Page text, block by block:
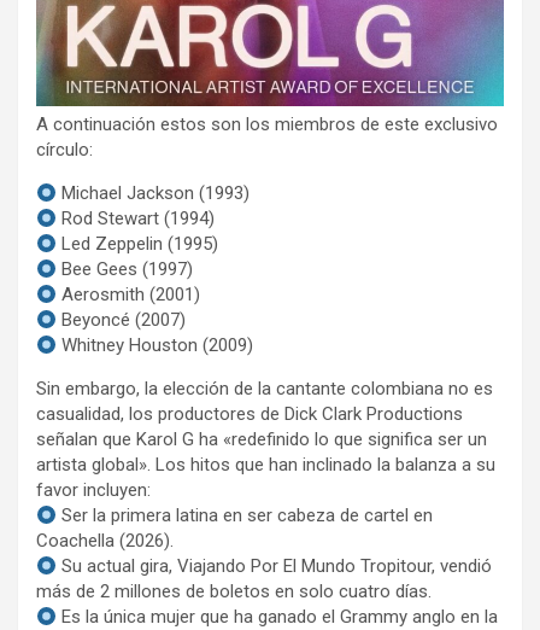
A continuación estos son los miembros de este exclusivo
círculo:
Michael Jackson (1993)
Rod Stewart (1994)
Led Zeppelin (1995)
Bee Gees (1997)
Aerosmith (2001)
Beyoncé (2007)
Whitney Houston (2009)
Sin embargo, la elección de la cantante colombiana no es
casualidad, los productores de Dick Clark Productions
señalan que Karol G ha «redefinido lo que significa ser un
artista global». Los hitos que han inclinado la balanza a su
favor incluyen:
Ser la primera latina en ser cabeza de cartel en
Coachella (2026).
Su actual gira, Viajando Por El Mundo Tropitour, vendió
más de 2 millones de boletos en solo cuatro días.
Es la única mujer que ha ganado el Grammy anglo en la